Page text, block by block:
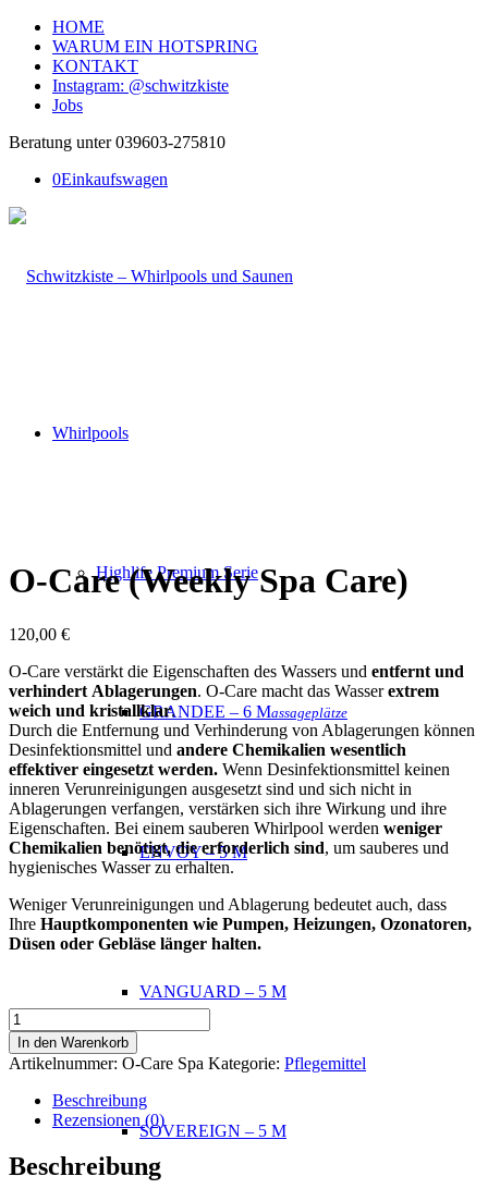
HOME
WARUM EIN HOTSPRING
KONTAKT
Instagram: @schwitzkiste
Jobs
Beratung unter 039603-275810
0Einkaufswagen
Whirlpools
Highlife Premium Serie
GRANDEE – 6 Massageplätze
ENVOY – 5 M
VANGUARD – 5 M
SOVEREIGN – 5 M
O-Care (Weekly Spa Care)
120,00 €
O-Care verstärkt die Eigenschaften des Wassers und entfernt und
verhindert Ablagerungen. O-Care macht das Wasserextrem
weich und kristallklar.
Durch die Entfernung und Verhinderung von Ablagerungen können
Desinfektionsmittel und andere Chemikalien wesentlich
effektiver eingesetzt werden. Wenn Desinfektionsmittel keinen
inneren Verunreinigungen ausgesetzt sind und sich nicht in
Ablagerungen verfangen, verstärken sich ihre Wirkung und ihre
Eigenschaften. Bei einem sauberen Whirlpool werden weniger
Chemikalien benötigt, die erforderlich sind, um sauberes und
hygienisches Wasser zu erhalten.
Weniger Verunreinigungen und Ablagerung bedeutet auch, dass
Ihre Hauptkomponenten wie Pumpen, Heizungen, Ozonatoren,
Düsen oder Gebläse länger halten.
O-
Care
(Weekly
Spa
Care)
Menge
In den Warenkorb
Artikelnummer: O-Care Spa Kategorie: Pflegemittel
Beschreibung
Rezensionen (0)
Beschreibung